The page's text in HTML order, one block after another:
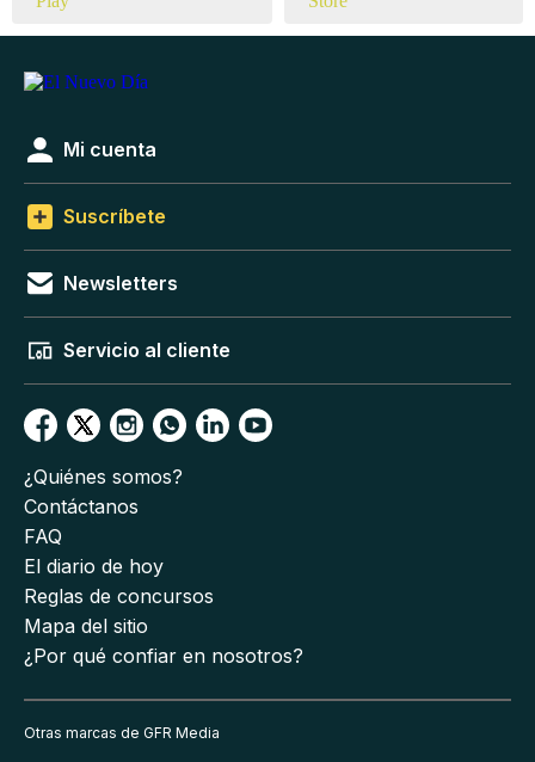
Mi cuenta
Suscríbete
Newsletters
Servicio al cliente
¿Quiénes somos?
Contáctanos
FAQ
El diario de hoy
Reglas de concursos
Mapa del sitio
¿Por qué confiar en nosotros?
Otras marcas de GFR Media